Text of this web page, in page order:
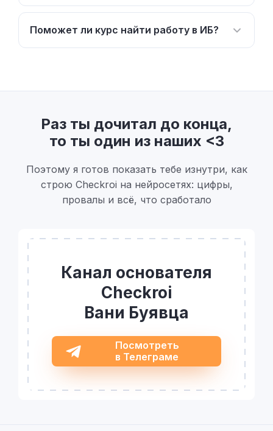
Поможет ли курс найти работу в ИБ?
Раз ты дочитал до конца,
то ты один из наших <3
Поэтому я готов показать тебе изнутри, как
строю Checkroi на нейросетях: цифры,
провалы и всё, что сработало
Канал основателя
Checkroi
Вани Буявца
Посмотреть
в Телеграме